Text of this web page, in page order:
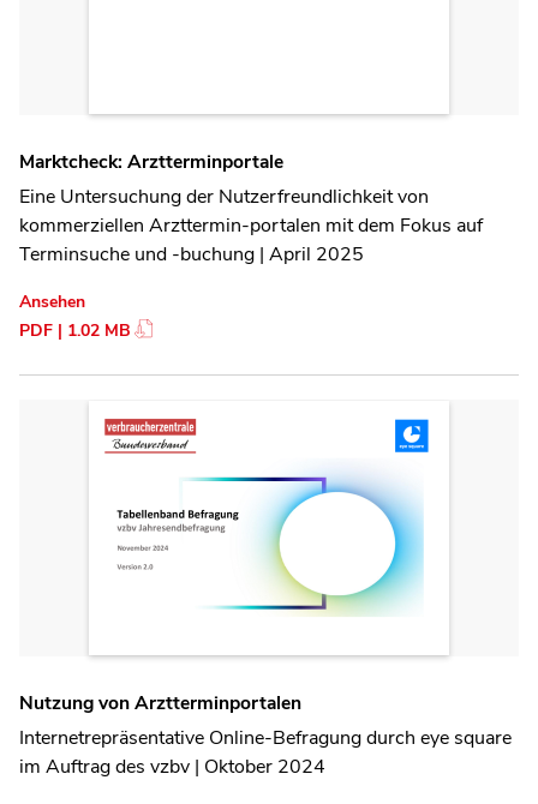
Marktcheck: Arztterminportale
Eine Untersuchung der Nutzerfreundlichkeit von
kommerziellen Arzttermin-portalen mit dem Fokus auf
Terminsuche und -buchung | April 2025
Ansehen
PDF | 1.02 MB
Nutzung von Arztterminportalen
Internetrepräsentative Online-Befragung durch eye square
im Auftrag des vzbv | Oktober 2024